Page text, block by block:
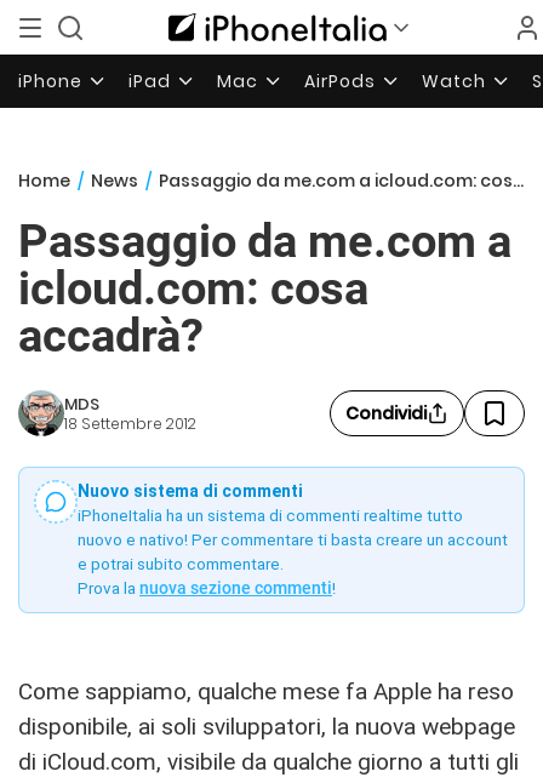
iPhone iPad Mac AirPods Watch
Home / News / Passaggio da me.com a icloud.com: cosa accadrà?
Passaggio da me.com a
icloud.com: cosa
accadrà?
MDS
18 Settembre 2012 Condividi
Nuovo sistema di commenti
iPhoneItalia ha un sistema di commenti realtime tutto
nuovo e nativo! Per commentare ti basta creare un account
e potrai subito commentare.
Prova la nuova sezione commenti!
Come sappiamo, qualche mese fa Apple ha reso
disponibile, ai soli sviluppatori, la nuova webpage
di iCloud.com, visibile da qualche giorno a tutti gli